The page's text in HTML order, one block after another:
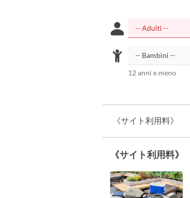
12 anni e meno
《サイト利用料》
《サイト利用料》